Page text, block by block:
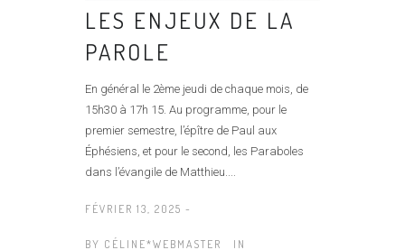
LES ENJEUX DE LA
PAROLE
En général le 2ème jeudi de chaque mois, de
15h30 à 17h 15. Au programme, pour le
premier semestre, l’épître de Paul aux
Éphésiens, et pour le second, les Paraboles
dans l’évangile de Matthieu....
FÉVRIER 13, 2025 -
BY CÉLINE*WEBMASTER IN